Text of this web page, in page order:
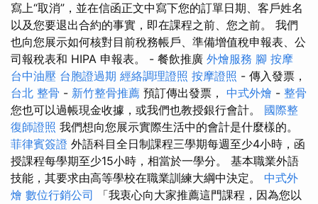
寫上“取消”，並在信函正文中寫下您的訂單日期、客戶姓名
以及您要退出合約的事實，即在課程之前、您之前。 我們
也向您展示如何核對目前稅務帳戶、準備增值稅申報表、公
司報稅表和 HIPA 申報表。 - 餐飲推廣 外燴服務 腳 按摩
台中油壓 台胞證過期 經絡調理證照 按摩證照 - 傳入發票，
台北 整骨 - 新竹整骨推薦 預訂傳出發票， 中式外燴 - 整骨
您也可以過帳現金收據，或我們也教授銀行會計。 國際整
復師證照 我們想向您展示實際生活中的會計是什麼樣的。
菲律賓簽證 外語科目全日制課程三學期每週至少4小時，函
授課程每學期至少15小時，相當於一學分。 基本職業外語
技能，其要求由高等學校在職業訓練大綱中決定。 中式外
燴 數位行銷公司 「我衷心向大家推薦這門課程，因為您以